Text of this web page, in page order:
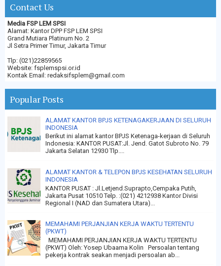
Contact Us
Media FSP LEM SPSI
Alamat: Kantor DPP FSP LEM SPSI
Grand Mutiara Platinum No. 2
Jl Setra Primer Timur, Jakarta Timur
Tlp: (021)22859565
Website: fsplemspsi.or.id
Kontak Email: redaksifsplem@gmail.com
Popular Posts
ALAMAT KANTOR BPJS KETENAGAKERJAAN DI SELURUH
INDONESIA
Berikut ini alamat kantor BPJS Ketenaga-kerjaan di Seluruh
Indonesia: KANTOR PUSAT:Jl. Jend. Gatot Subroto No. 79
Jakarta Selatan 12930 Tlp....
ALAMAT KANTOR & TELEPON BPJS KESEHATAN SELURUH
INDONESIA
KANTOR PUSAT : Jl.Letjend.Suprapto,Cempaka Putih,
Jakarta Pusat 10510 Telp. :(021) 4212938 Kantor Divisi
Regional I (NAD dan Sumatera Utara)...
MEMAHAMI PERJANJIAN KERJA WAKTU TERTENTU
(PKWT)
MEMAHAMI PERJANJIAN KERJA WAKTU TERTENTU
(PKWT) Oleh: Yosep Ubaama Kolin Persoalan tentang
pekerja kontrak seakan menjadi persoalan ab...